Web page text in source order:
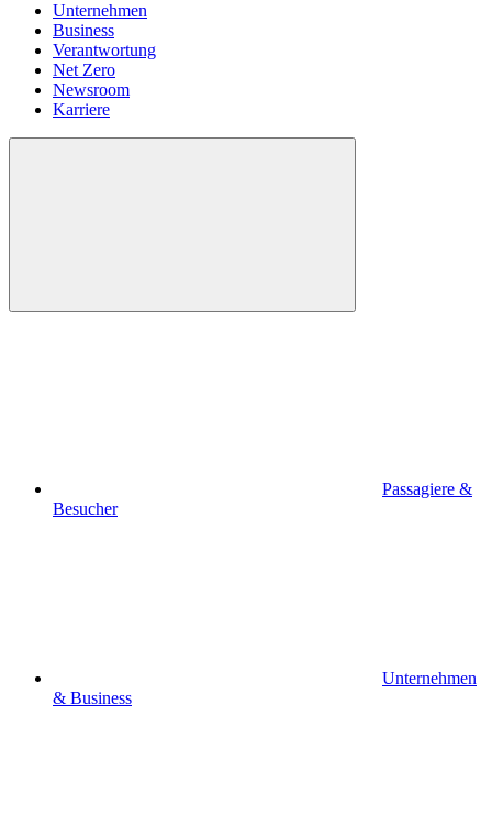
Unternehmen
Business
Verantwortung
Net Zero
Newsroom
Karriere
Passagiere &
Besucher
Unternehmen
& Business